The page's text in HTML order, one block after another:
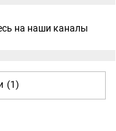
на наши каналы
(1)